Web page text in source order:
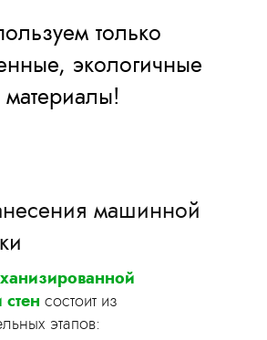
только
экологичные
материалы!
машинной
состоит из
этапов: